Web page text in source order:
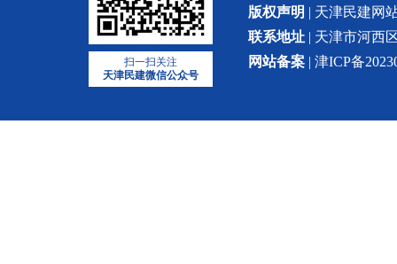
扫一扫关注
天津民建微信公众号
版权声明 | 天津民建网
联系地址 | 天津市河西
网站备案 | 津ICP备